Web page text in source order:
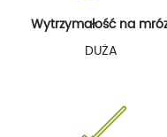
Wytrzymałość na
DUŻA